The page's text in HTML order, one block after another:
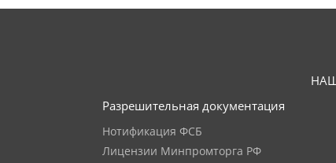
Разрешительная документация
Нотификация ФСБ
Лицензии Минпромторга РФ